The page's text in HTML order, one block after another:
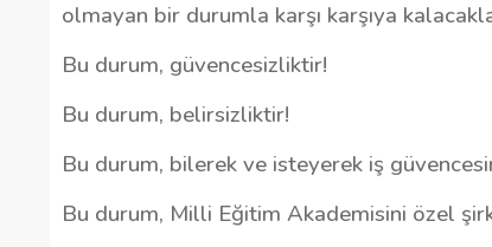
olmayan bir durumla karşı karşıya
Bu durum, güvencesizliktir!
Bu durum, belirsizliktir!
Bu durum, bilerek ve isteyerek iş
Bu durum, Milli Eğitim Akademisini özel